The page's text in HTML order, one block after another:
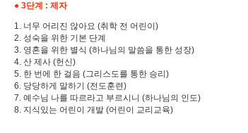
● 3단계 : 제자
1. 너무 어리진 않아요 (취학 전 어린이)
2. 성숙을 위한 기본 단계
3. 영혼을 위한 별식 (하나님의 말씀을 통한 성장)
4. 산 제사 (헌신)
5. 한 번에 한 걸음 (그리스도를 통한 승리)
6. 당당하게 말하기 (전도훈련)
7. 예수님 나를 따르라고 부르시니 (하나님의 인도)
8. 지식있는 어린이 개발 (어린이 교리교육)